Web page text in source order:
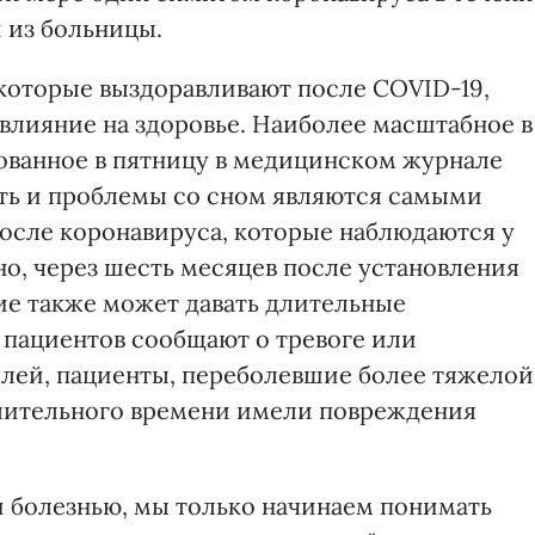
из больницы.
выздоравливают после COVID-19,
на здоровье. Наиболее масштабное в
в пятницу в медицинском журнале
и проблемы со сном являются самыми
коронавируса, которые наблюдаются у
через шесть месяцев после установления
также может давать длительные
сообщают о тревоге или
пациенты, переболевшие более тяжелой
времени имели повреждения
болезнью, мы только начинаем понимать